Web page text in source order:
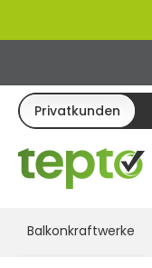
Zur
Privatkunden
Balkonkraftwerke